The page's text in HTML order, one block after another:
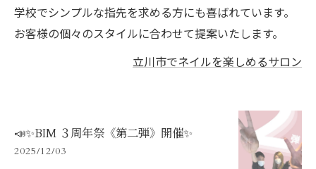
学校でシンプルな指先を求める方にも喜ばれています。
お客様の個々のスタイルに合わせて提案いたします。
立川市でネイルを楽しめるサロン
📣✨BIM ３周年祭《第二弾》開催✨
2025/12/03